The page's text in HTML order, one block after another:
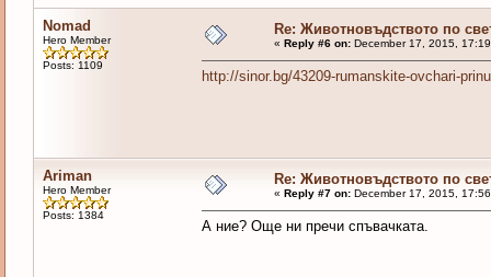
Nomad
Hero Member
Posts: 1109
Re: Животновъдството по
« Reply #6 on:December 17, 2015,
http://sinor.bg/43209-rumanskite-ovchari-
Ariman
Hero Member
Posts: 1384
Re: Животновъдството по
« Reply #7 on:December 17, 2015,
А ние? Още ни пречи спъвачката.